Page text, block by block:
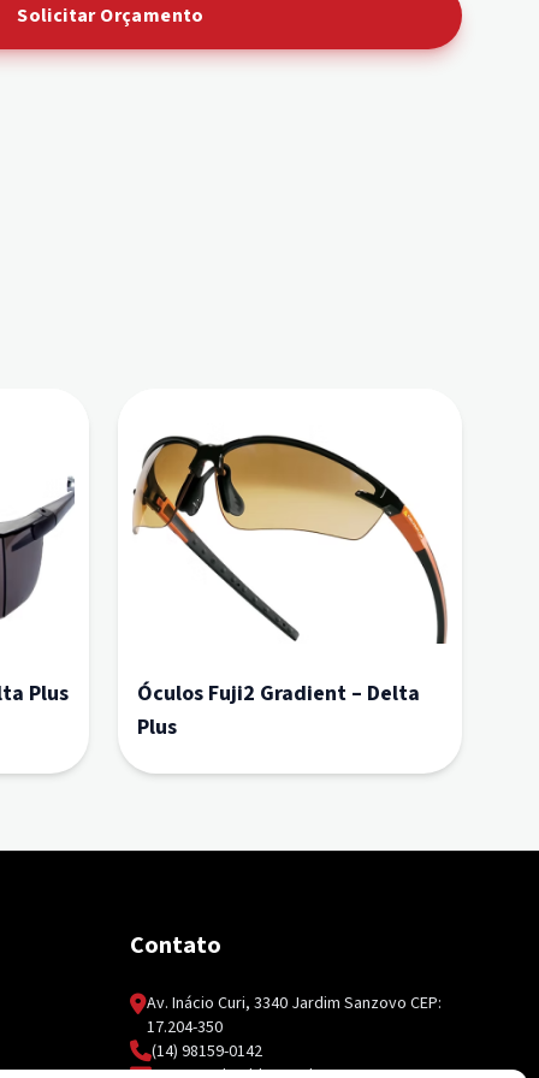
Solicitar Orçamento
Plus
Óculos Fuji2 Gradient – Delta
Plus
Contato
Av. Inácio Curi, 3340 Jardim Sanzovo CEP:
17.204-350
(14) 98159-0142